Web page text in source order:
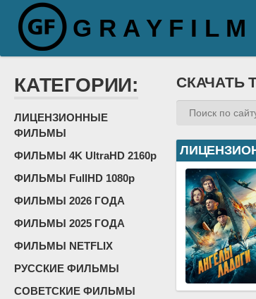
G R A Y F I L M
КАТЕГОРИИ:
ЛИЦЕНЗИОННЫЕ
ФИЛЬМЫ
ФИЛЬМЫ 4K UltraHD 2160p
ФИЛЬМЫ FullHD 1080p
ФИЛЬМЫ 2026 ГОДА
ФИЛЬМЫ 2025 ГОДА
ФИЛЬМЫ NETFLIX
РУССКИЕ ФИЛЬМЫ
СОВЕТСКИЕ ФИЛЬМЫ
СКАЧАТЬ